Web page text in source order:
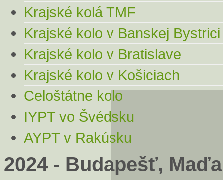
Krajské kolá TMF
Krajské kolo v Banskej Bystrici
Krajské kolo v Bratislave
Krajské kolo v Košiciach
Celoštátne kolo
IYPT vo Švédsku
AYPT v Rakúsku
2024 - Budapešť,